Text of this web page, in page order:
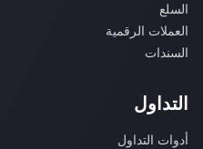
السلع
العملات الرقمية
السندات
التداول
أدوات التداول